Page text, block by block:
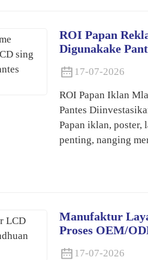
ROI Papan
Digunakake
17-07-2026
ROI Papan Iklan
Pantes
Papan iklan, poster,
penting, nanging
Manufaktur
Proses OEM/
17-07-2026